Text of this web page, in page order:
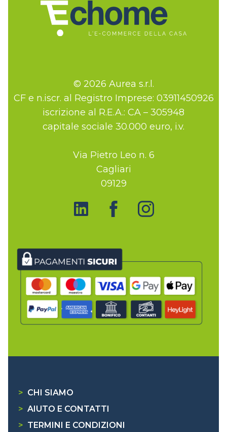
© 2026 Aurea s.r.l.
CF e n.iscr. al Registro Imprese: 03911450926
iscrizione al R.E.A.: CA – 305948
capitale sociale 30.000 euro, i.v.
Via Pietro Leo n. 6
Cagliari
09129
> CHI SIAMO
> AIUTO E CONTATTI
> TERMINI E CONDIZIONI